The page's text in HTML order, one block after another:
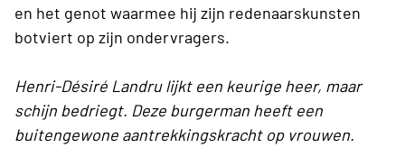
en het genot waarmee hij zijn redenaarskunsten
botviert op zijn ondervragers.
Henri-Désiré Landru lijkt een keurige heer, maar
schijn bedriegt. Deze burgerman heeft een
buitengewone aantrekkingskracht op vrouwen.